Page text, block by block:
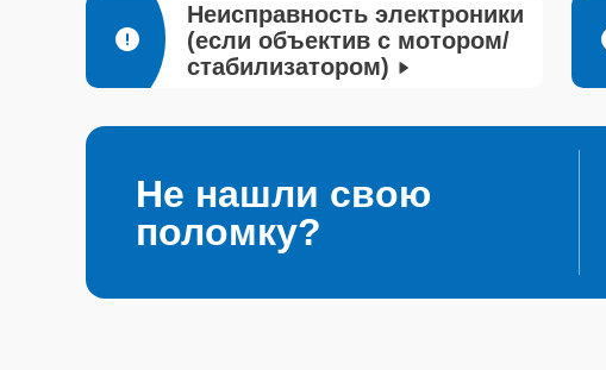
Неисправность электроники
(если объектив с мотором/
стабилизатором)
Не нашли свою
поломку?